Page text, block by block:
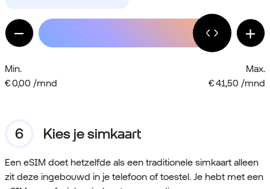
Min.
€ 0,00 /mnd
Max.
€ 41,50 /mnd
Kies je simkaart
Een eSIM doet hetzelfde als een traditionele simkaart alleen
zit deze ingebouwd in je telefoon of toestel. Je hebt met een